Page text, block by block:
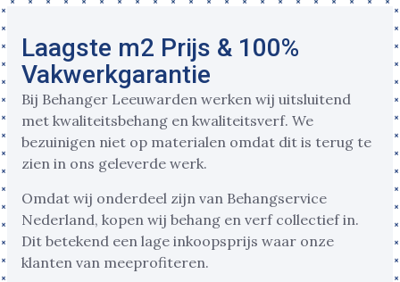
Laagste m2 Prijs & 100%
Vakwerkgarantie
Bij Behanger Leeuwarden werken wij uitsluitend
met kwaliteitsbehang en kwaliteitsverf. We
bezuinigen niet op materialen omdat dit is terug te
zien in ons geleverde werk.
Omdat wij onderdeel zijn van Behangservice
Nederland, kopen wij behang en verf collectief in.
Dit betekend een lage inkoopsprijs waar onze
klanten van meeprofiteren.